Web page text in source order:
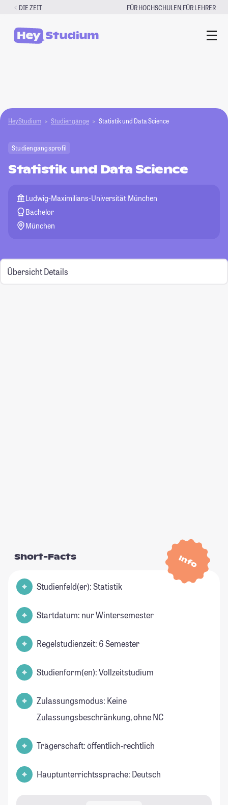
Zum
springen
DIE ZEIT FÜR HOCHSCHULEN|FÜR LEHRER
HeyStudium Studiengänge Statistik und Data Science
Studiengangsprofil
Statistik und Data Science
Ludwig-Maximilians-Universität München
Bachelor
München
Übersicht Details
Info
Short-Facts
Studienfeld(er): Statistik
Startdatum: nur Wintersemester
Regelstudienzeit: 6 Semester
Studienform(en): Vollzeitstudium
Zulassungsmodus: Keine
Zulassungsbeschränkung, ohne NC
Trägerschaft: öffentlich-rechtlich
Hauptunterrichtssprache: Deutsch